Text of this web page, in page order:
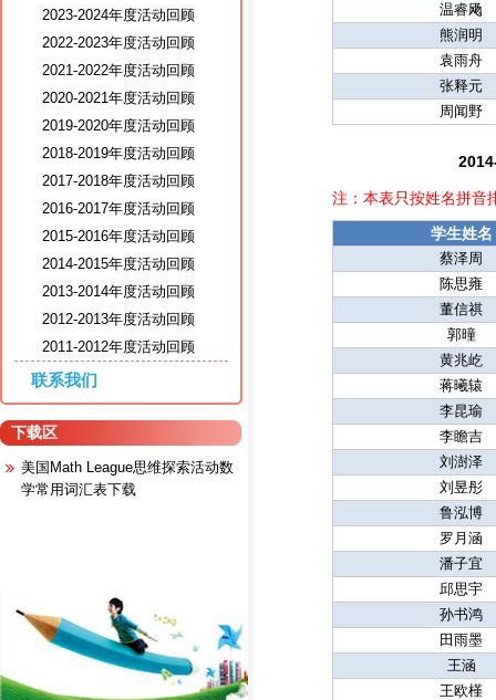
2023-2024年度活动回顾
2022-2023年度活动回顾
2021-2022年度活动回顾
2020-2021年度活动回顾
2019-2020年度活动回顾
2018-2019年度活动回顾
2017-2018年度活动回顾
2016-2017年度活动回顾
2015-2016年度活动回顾
2014-2015年度活动回顾
2013-2014年度活动回顾
2012-2013年度活动回顾
2011-2012年度活动回顾
联系我们
下载区
美国Math League思维探索活动数
学常用词汇表下载
温睿飏
熊润明
袁雨舟
张释元
周闻野
注：本表只按姓名拼音
学生姓名
蔡泽周
陈思雍
董信祺
郭曈
黄兆屹
蒋曦辕
李昆瑜
李瞻吉
刘澍泽
刘昱彤
鲁泓博
罗月涵
潘子宜
邱思宇
孙书鸿
田雨墨
王涵
王欧槿